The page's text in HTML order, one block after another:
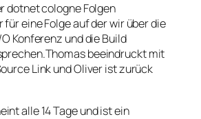
dotnet cologne Folgen
eine Folge auf der wir über die
Konferenz und die Build
beeindruckt mit
Link und Oliver ist zurück
alle 14 Tage und ist ein